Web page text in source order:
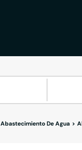
Abastecimiento De Agua